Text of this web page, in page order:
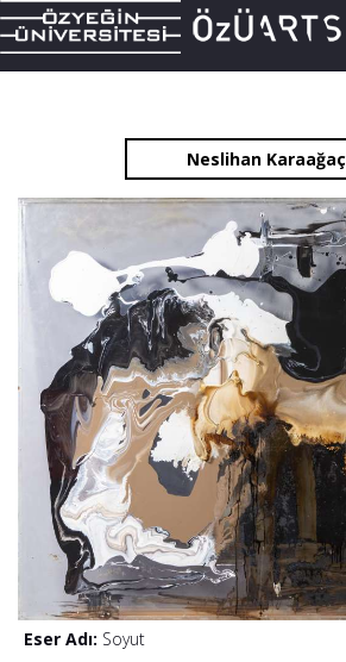
Neslihan Karaağaç
Eser Adı: Soyut